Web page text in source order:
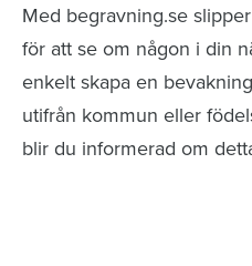
Med begravning.se
för att se om någon i din
enkelt skapa en
utifrån kommun eller
blir du informerad om